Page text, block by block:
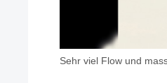
Sehr viel Flow und